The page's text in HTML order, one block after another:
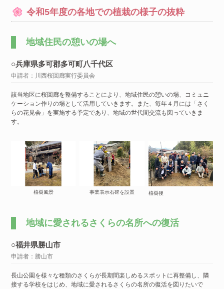
令和5年度の各地での植栽の様子の抜粋
地域住民の憩いの場へ
○兵庫県多可郡多可町八千代区
申請者：川西桜回廊実行委員会
該当地区に桜回廊を整備することにより、地域住民の憩いの場、コミュニ
ケーション作りの場として活用していきます。また、毎年４月には「さく
らの花見会」を実施する予定であり、地域の世代間交流も図っていきま
す。
植樹風景 事業表示石碑を設置 植樹後
地域に愛されるさくらの名所への復活
○福井県勝山市
申請者：勝山市
長山公園を様々な種類のさくらが長期間楽しめるスポットに再整備し、隣
接する学校をはじめ、地域に愛されるさくらの名所の復活を図りたいで